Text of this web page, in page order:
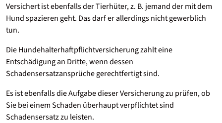
Versichert ist ebenfalls der Tierhüter, z. B. jemand der mit dem
Hund spazieren geht. Das darf er allerdings nicht gewerblich
tun.
Die Hundehalterhaftpflichtversicherung zahlt eine
Entschädigung an Dritte, wenn dessen
Schadensersatzansprüche gerechtfertigt sind.
Es ist ebenfalls die Aufgabe dieser Versicherung zu prüfen, ob
Sie bei einem Schaden überhaupt verpflichtet sind
Schadensersatz zu leisten.